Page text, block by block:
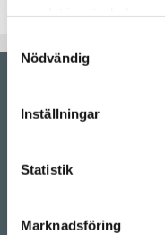
Nödvändig
Inställningar
Statistik
Marknadsföring
Showroom by
Rörstrandsgatan 17,
Drop-in showroom,
Instagram.
(Telefontider 09:00 -